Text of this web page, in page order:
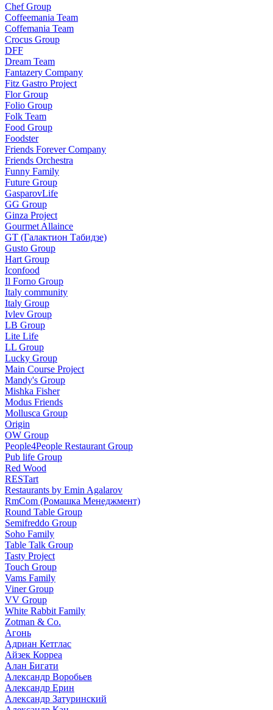
Chef Group
Coffeemania Team
Coffemania Team
Crocus Group
DFF
Dream Team
Fantazery Company
Fitz Gastro Project
Flor Group
Folio Group
Folk Team
Food Group
Foodster
Friends Forever Company
Friends Orchestra
Funny Family
Future Group
GasparovLife
GG Group
Ginza Project
Gourmet Allaince
GT (Галактион Табидзе)
Gusto Group
Hart Group
Iconfood
Il Forno Group
Italy community
Italy Group
Ivlev Group
LB Group
Lite Life
LL Group
Lucky Group
Main Course Project
Mandy's Group
Mishka Fisher
Modus Friends
Mollusca Group
Origin
OW Group
People4People Restaurant Group
Pub life Group
Red Wood
RESTart
Restaurants by Emin Agalarov
RmCom (Ромашка Менеджмент)
Round Table Group
Semifreddo Group
Soho Family
Table Talk Group
Tasty Project
Touch Group
Vams Family
Viner Group
VV Group
White Rabbit Family
Zotman & Co.
Агонь
Адриан Кетглас
Айзек Корреа
Алан Бигати
Александр Воробьев
Александр Ерин
Александр Затуринский